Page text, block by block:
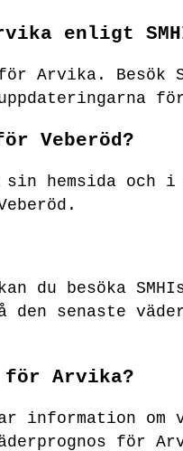
enligt
Arvika. Besök
Veberöd?
hemsida och i
besöka
den senaste
Arvika?
information om
för